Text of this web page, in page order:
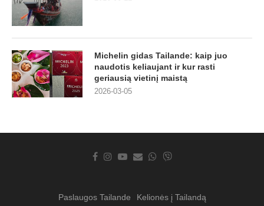
Michelin gidas Tailande: kaip juo
naudotis keliaujant ir kur rasti
geriausią vietinį maistą
2026-03-05
Paslaugos Tailande
Kelionės į Tailandą